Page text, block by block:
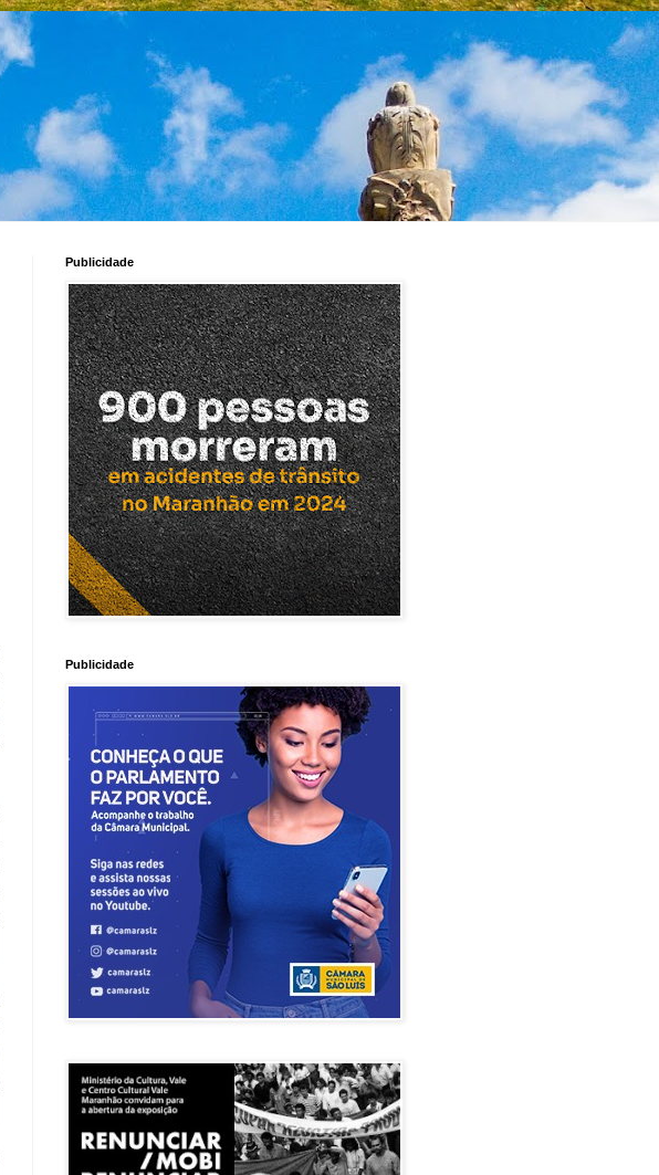
Publicidade
Publicidade